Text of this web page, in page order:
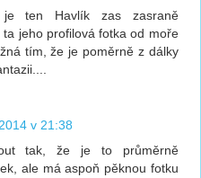
ten Havlík zas zasraně
ta jeho profilová fotka od moře
tím, že je poměrně z dálky
v 21:38
tak, že je to průměrně
ale má aspoň pěknou fotku